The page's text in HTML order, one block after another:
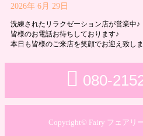
2026年 6月 29日
洗練されたリラクゼーション店が営業中♪
皆様のお電話お待ちしております♪
本日も皆様のご来店を笑顔でお迎え致しま
080-
Copyright© Fairy フェアリ